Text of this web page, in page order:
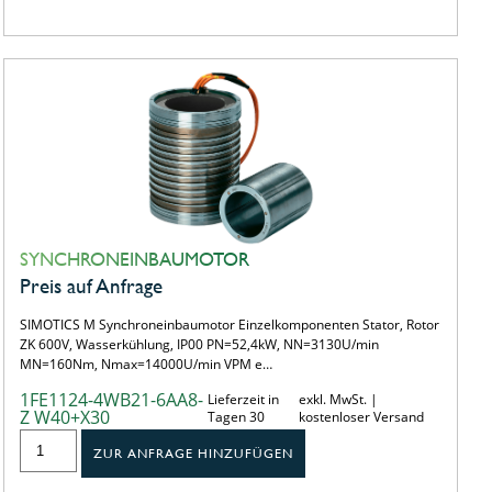
SYNCHRONEINBAUMOTOR
Preis auf Anfrage
SIMOTICS M Synchroneinbaumotor Einzelkomponenten Stator, Rotor
ZK 600V, Wasserkühlung, IP00 PN=52,4kW, NN=3130U/min
MN=160Nm, Nmax=14000U/min VPM e…
1FE1124-4WB21-6AA8-
Z W40+X30
Lieferzeit in
Tagen 30
exkl. MwSt. |
kostenloser Versand
ZUR ANFRAGE HINZUFÜGEN